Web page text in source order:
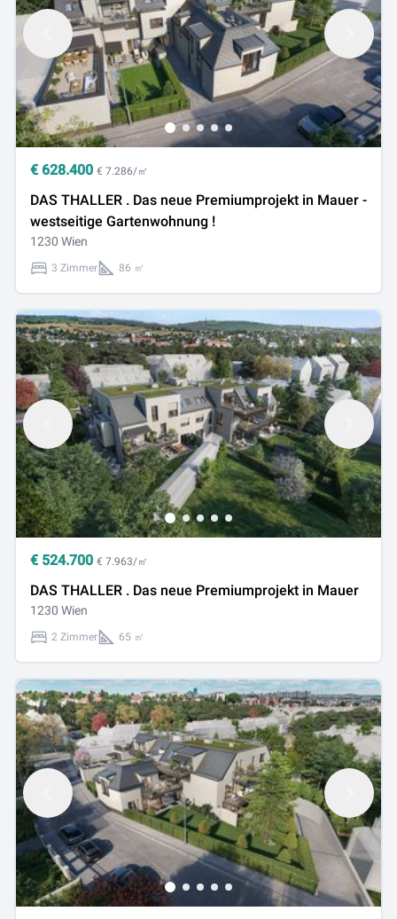
€ 628.400 € 7.286/㎡
DAS THALLER . Das neue Premiumprojekt in Mauer -
westseitige Gartenwohnung !
1230 Wien
3 Zimmer 86 ㎡
€ 524.700 € 7.963/㎡
DAS THALLER . Das neue Premiumprojekt in Mauer
1230 Wien
2 Zimmer 65 ㎡